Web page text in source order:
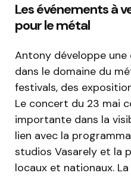
Les événements à
pour le métal
Antony développe
dans le domaine du
festivals, des
Le concert du 23 mai
importante dans la
lien avec la
studios Vasarely et la
locaux et nationaux.